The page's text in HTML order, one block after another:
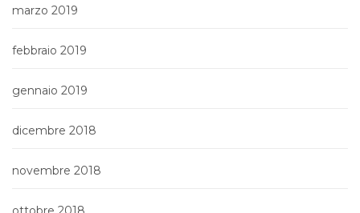
marzo 2019
febbraio 2019
gennaio 2019
dicembre 2018
novembre 2018